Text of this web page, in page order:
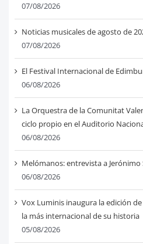
07/08/2026
Noticias musicales de agosto de
07/08/2026
El Festival Internacional de
06/08/2026
La Orquestra de la Comunitat
ciclo propio en el Auditorio
06/08/2026
Melómanos: entrevista a Jerónimo
06/08/2026
Vox Luminis inaugura la edición de
la más internacional de su historia
05/08/2026